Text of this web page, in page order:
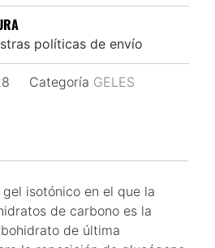
políticas de envío
Categoría GELES
isotónico en el que la
de carbono es la
de última